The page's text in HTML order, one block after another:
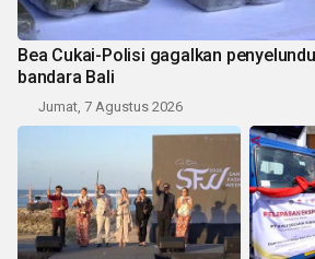
Bea Cukai-Polisi gagalkan
bandara Bali
Jumat, 7 Agustus 2026